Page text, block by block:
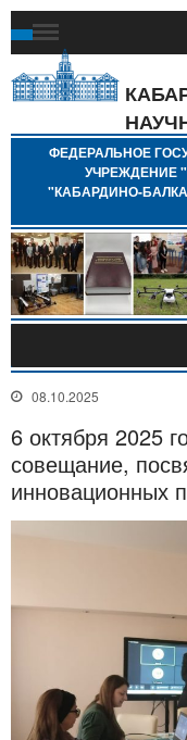
ФЕДЕРАЛЬНОЕ
УЧРЕЖДЕНИЕ
"КАБАРДИНО-
08.10.2025
6 октября 2025
совещание,
инновационных